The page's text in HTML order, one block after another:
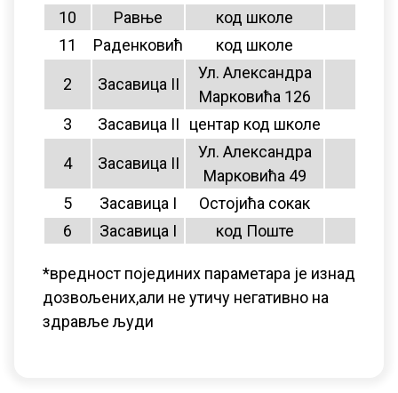
10
Равње код школе
11
Раденковић код школе
2 Засавица II
Ул. Александра
Марковића 126
3 Засавица II центар код школе
4 Засавица II
Ул. Александра
Марковића 49
5 Засавица I Остојића сокак
6
Засавица I код Поште
*вредност појединих параметара је изнад
дозвољених,али не утичу негативно на
здравље људи